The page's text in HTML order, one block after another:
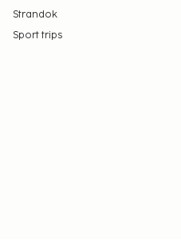
Strandok
Sport trips